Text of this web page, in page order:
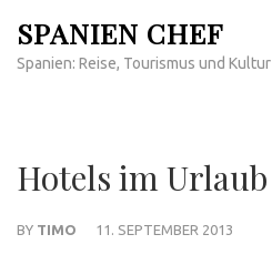
content
SPANIEN CHEF
Spanien: Reise, Tourismus und Kultur
Hotels im Urlaub
BY TIMO 11. SEPTEMBER 2013